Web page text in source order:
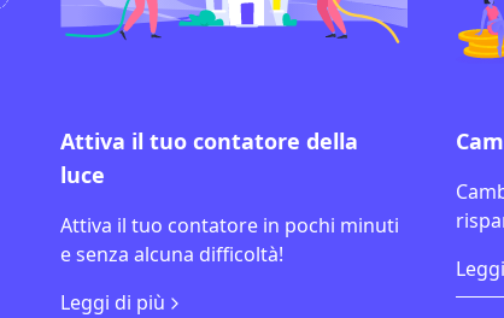
Attiva il tuo contatore della
luce
Attiva il tuo contatore in pochi minuti
e senza alcuna difficoltà!
Leggi di più